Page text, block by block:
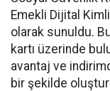
Emekli Dijital
olarak sunuldu.
kartı üzerinde
avantaj ve
bir şekilde